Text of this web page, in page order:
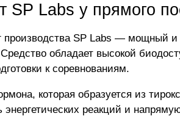
SP Labs у прямого
производства SP Labs — мощный
обладает высокой
к соревнованиям.
которая образуется из
реакций и